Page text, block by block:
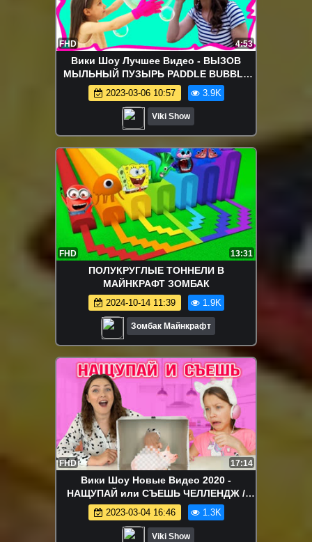
FHD 4:53
Вики Шоу Лучшее Видео - ВЫЗОВ
МЫЛЬНЫЙ ПУЗЫРЬ PADDLE BUBBLE
CHALLENGE / Вики Шоу
2023-03-06 10:57 3.9K
Viki Show
FHD 13:31
ПОЛУКРУГЛЫЕ ТОННЕЛИ В
МАЙНКРАФТ ЗОМБАК
2024-10-14 11:39 1.9K
Зомбак Майнкрафт
FHD 17:14
Вики Шоу Новые Видео 2020 -
НАЩУПАЙ или СЪЕШЬ ЧЕЛЛЕНДЖ /
Вики Шоу
2023-03-04 16:46 1.3K
Viki Show